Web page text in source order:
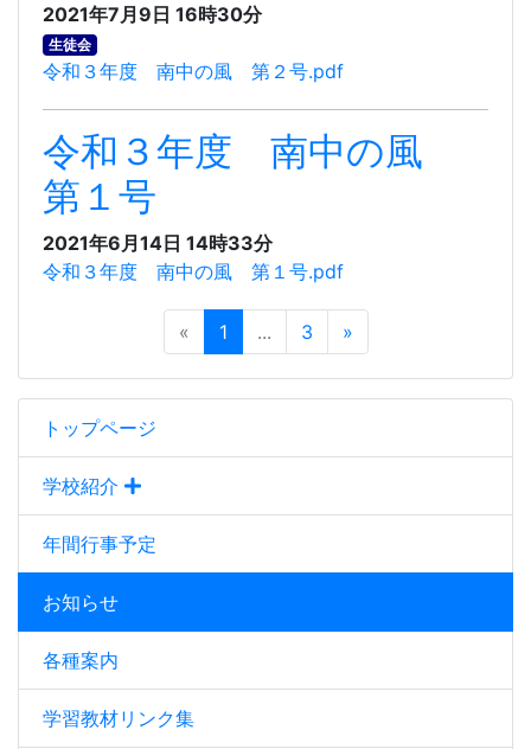
トップページ
学校紹介
年間行事予定
お知らせ
各種案内
学習教材リンク集
2021年7月9日 16時30分
生徒会
令和３年度 南中の風 第２号.pdf
令和３年度 南中の風
第１号
2021年6月14日 14時33分
令和３年度 南中の風 第１号.pdf
« 1 ... 3 »